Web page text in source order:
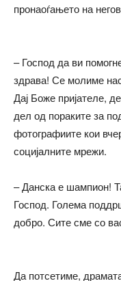
пронаоѓањето на
– Господ да ви
здрава! Се молиме
Дај Боже пријателе,
дел од пораките за
фотографиите кои
социјалните мрежи.
– Данска е шампион!
Господ. Голема
добро. Сите сме со
Да потсетиме,